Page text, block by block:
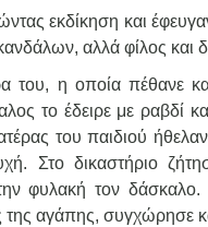
εκδίκηση και
αλλά φίλος και
του, η οποία πέθανε
το έδειρε με ραβδί
του παιδιού
Στο δικαστήριο
φυλακή τον
αγάπης, συγχώρησε